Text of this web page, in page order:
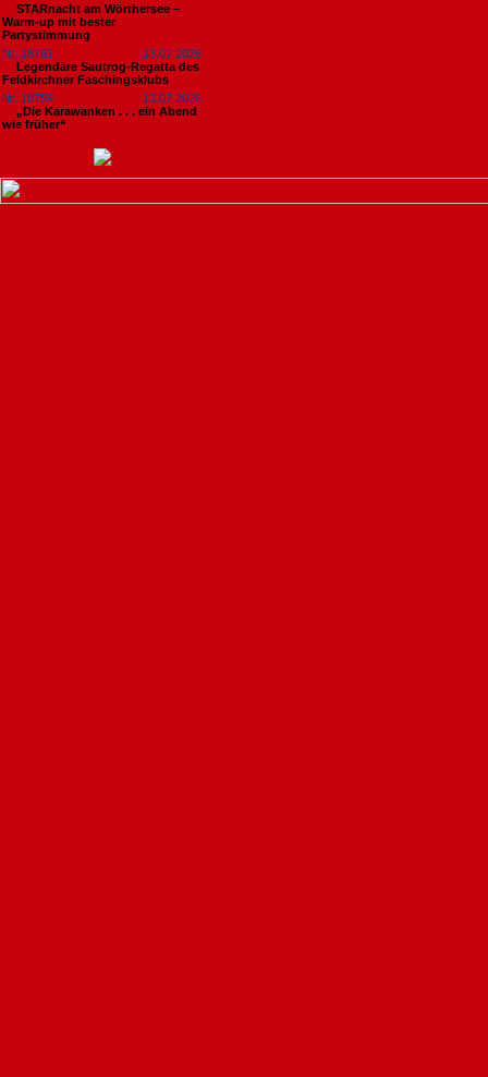
STARnacht am Wörthersee –
Warm-up mit bester
Partystimmung
Nr. 18761
13.07.2026
Legendäre Sautrog-Regatta des
Feldkirchner Faschingsklubs
Nr. 18759
13.07.2026
„Die Karawanken . . . ein Abend
wie früher“